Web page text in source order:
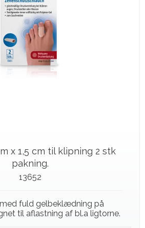
x 1,5 cm til klipning 2 stk
pakning.
13652
fuld gelbeklædning på
til aflastning af bl.a ligtorne.